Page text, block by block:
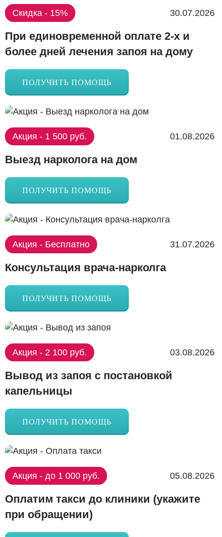
Скидка - 15% 30.07.2026
При единовременной оплате 2-х и
более дней лечения запоя на дому
ПОЛУЧИТЬ ПОМОЩЬ
Акция - 1 500 руб. 01.08.2026
Выезд нарколога на дом
ПОЛУЧИТЬ ПОМОЩЬ
Акция - Бесплатно 31.07.2026
Консультация врача-нарколга
ПОЛУЧИТЬ ПОМОЩЬ
Акция - 2 100 руб. 03.08.2026
Вывод из запоя с постановкой
капельницы
ПОЛУЧИТЬ ПОМОЩЬ
Акция - до 1 000 руб. 05.08.2026
Оплатим такси до клиники (укажите
при обращении)